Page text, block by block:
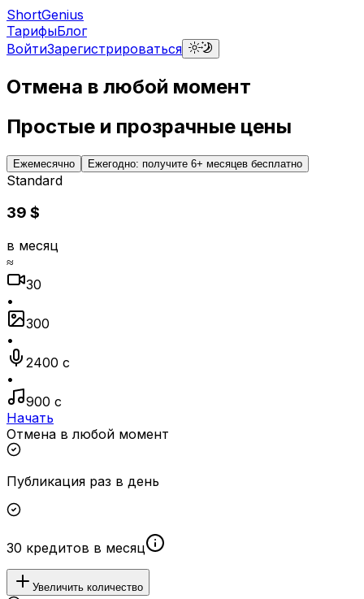
ShortGenius
ТарифыБлог
ВойтиЗарегистрироваться
Отмена в любой момент
Простые и прозрачные цены
Ежемесячно Ежегодно: получите 6+ месяцев бесплатно
Standard
39 $
в месяц
≈
30
•
300
•
2400 с
•
900 с
Начать
Отмена в любой момент
Публикация раз в день
30 кредитов в месяц
Увеличить количество